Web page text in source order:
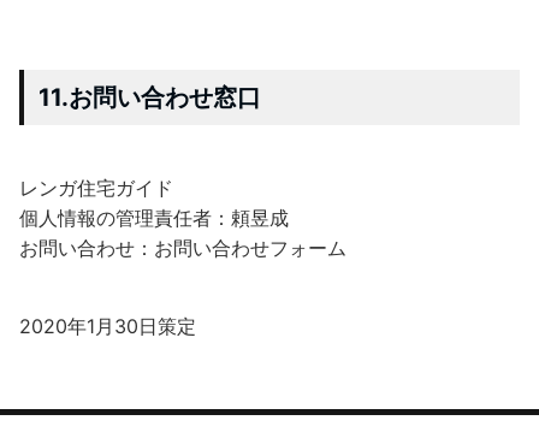
11.お問い合わせ窓口
レンガ住宅ガイド
個人情報の管理責任者：頼昱成
お問い合わせ：お問い合わせフォーム
2020年1月30日策定